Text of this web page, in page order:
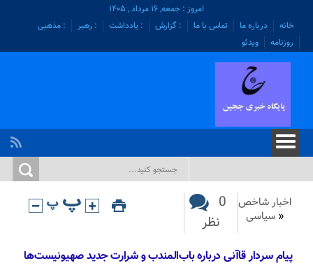
امروز : جمعه, ۱۶ مرداد , ۱۴۰۵
خانه
درباره ما تماس با ما : گزارش : یادداشت : رهبر
: مذهبی
روزنامه
ویدئو
اخبار شاخص
« سیاسی
0
نظر
پیام سردار قاآنی درباره باب‌المندب و شرارت جدید صهیونیست‌ها